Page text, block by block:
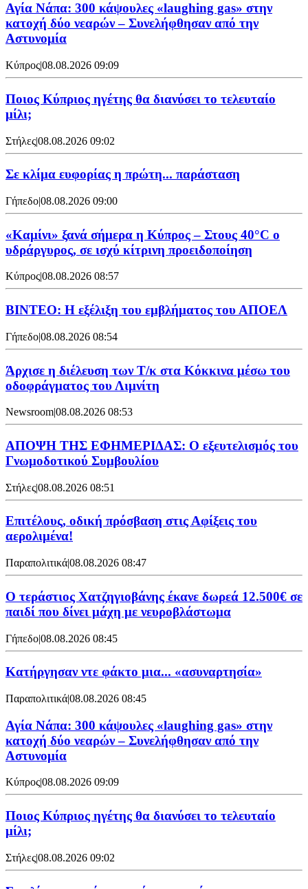
Αγία Νάπα: 300 κάψουλες «laughing gas» στην
κατοχή δύο νεαρών – Συνελήφθησαν από την
Αστυνομία
Κύπρος|08.08.2026 09:09
Ποιος Κύπριος ηγέτης θα διανύσει το τελευταίο
μίλι;
Στήλες|08.08.2026 09:02
Σε κλίμα ευφορίας η πρώτη... παράσταση
Γήπεδο|08.08.2026 09:00
«Καμίνι» ξανά σήμερα η Κύπρος – Στους 40°C ο
υδράργυρος, σε ισχύ κίτρινη προειδοποίηση
Κύπρος|08.08.2026 08:57
ΒΙΝΤΕΟ: Η εξέλιξη του εμβλήματος του ΑΠΟΕΛ
Γήπεδο|08.08.2026 08:54
Άρχισε η διέλευση των Τ/κ στα Κόκκινα μέσω του
οδοφράγματος του Λιμνίτη
Newsroom|08.08.2026 08:53
ΑΠΟΨΗ ΤΗΣ ΕΦΗΜΕΡΙΔΑΣ: Ο εξευτελισμός του
Γνωμοδοτικού Συμβουλίου
Στήλες|08.08.2026 08:51
Επιτέλους, οδική πρόσβαση στις Αφίξεις του
αερολιμένα!
Παραπολιτικά|08.08.2026 08:47
Ο τεράστιος Χατζηγιοβάνης έκανε δωρεά 12.500€ σε
παιδί που δίνει μάχη με νευροβλάστωμα
Γήπεδο|08.08.2026 08:45
Κατήργησαν ντε φάκτο μια... «ασυναρτησία»
Παραπολιτικά|08.08.2026 08:45
Αγία Νάπα: 300 κάψουλες «laughing gas» στην
κατοχή δύο νεαρών – Συνελήφθησαν από την
Αστυνομία
Κύπρος|08.08.2026 09:09
Ποιος Κύπριος ηγέτης θα διανύσει το τελευταίο
μίλι;
Στήλες|08.08.2026 09:02